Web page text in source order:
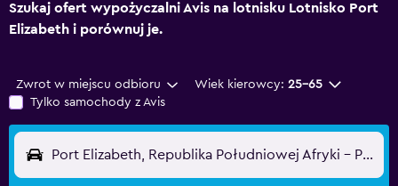
Szukaj ofert wypożyczalni Avis na lotnisku Lotnisko Port
Elizabeth i porównuj je.
Zwrot w miejscu odbioru Wiek kierowcy: 25-65
Tylko samochody z Avis
Port Elizabeth, Republika Południowej Afryki - Port Elizabeth (PLZ)